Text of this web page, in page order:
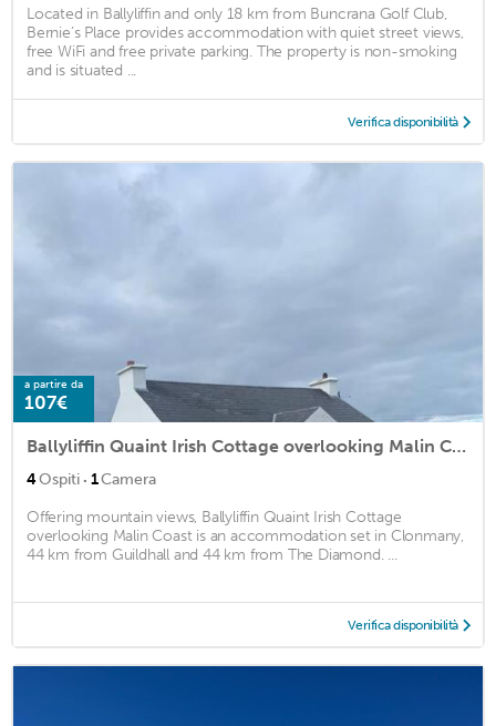
Located in Ballyliffin and only 18 km from Buncrana Golf Club,
Bernie’s Place provides accommodation with quiet street views,
free WiFi and free private parking. The property is non-smoking
and is situated ...
Verifica disponibilità
a partire da
107€
Ballyliffin Quaint Irish Cottage overlooking Malin Coast
4Ospiti · 1Camera
Offering mountain views, Ballyliffin Quaint Irish Cottage
overlooking Malin Coast is an accommodation set in Clonmany,
44 km from Guildhall and 44 km from The Diamond. ...
Verifica disponibilità